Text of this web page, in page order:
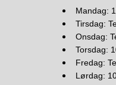
Mandag:
Tirsdag:
Onsdag:
Torsdag:
Fredag:
Lørdag: